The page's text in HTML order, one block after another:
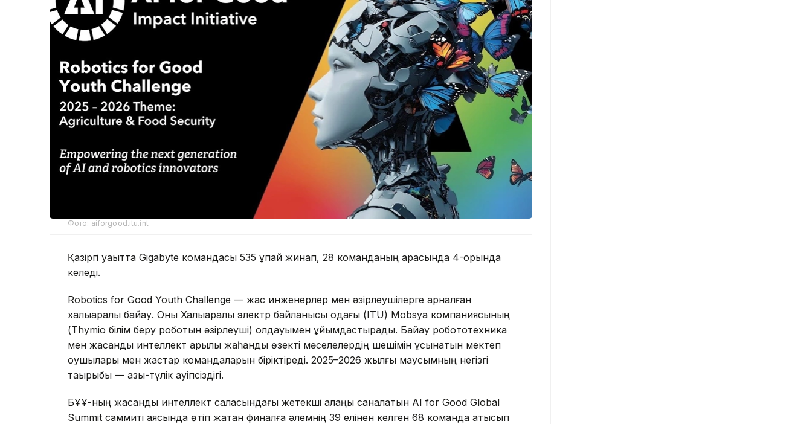
Фото: aiforgood.itu.int
Қазіргі уақытта Gigabyte командасы 535 ұпай жинап, 28 команданың арасында 4-орында
келеді.
Robotics for Good Youth Challenge — жас инженерлер мен әзірлеушілерге арналған
халықаралық байқау. Оны Халықаралық электр байланысы одағы (ITU) Mobsya компаниясының
(Thymio білім беру роботын әзірлеуші) қолдауымен ұйымдастырады. Байқау робототехника
мен жасанды интеллект арқылы жаһандық өзекті мәселелердің шешімін ұсынатын мектеп
оқушылары мен жастар командаларын біріктіреді. 2025–2026 жылғы маусымның негізгі
тақырыбы — азық-түлік қауіпсіздігі.
БҰҰ-ның жасанды интеллект саласындағы жетекші алаңы саналатын AI for Good Global
Summit саммиті аясында өтіп жатқан финалға әлемнің 39 елінен келген 68 команда қатысып